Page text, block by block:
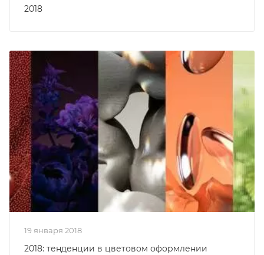
2018
19 января 2018
2018: тенденции в цветовом оформлении